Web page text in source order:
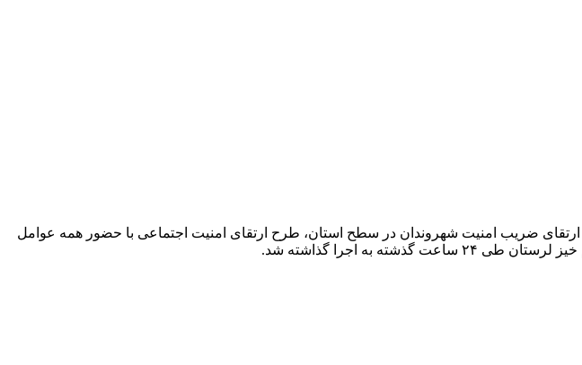
ارتقای ضریب امنیت شهروندان در سطح استان، طرح ارتقای امنیت اجتماعی با حضور همه عوامل
به اجرا گذاشته شد.